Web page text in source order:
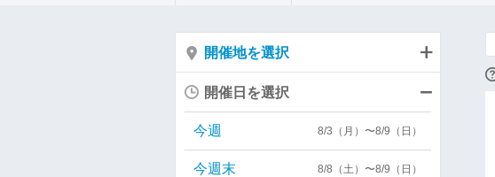
開催地を選択
開催日を選択
今週 8/3（月）〜8/9（日）
今週末 8/8（土）〜8/9（日）